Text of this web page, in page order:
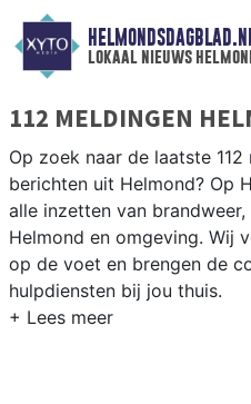
lokaal nieuws
112 MELDINGEN
Op zoek naar de laatste
berichten uit Helmond? Op
alle inzetten van
Helmond en omgeving. Wij
op de voet en brengen de
hulpdiensten bij jou thuis.